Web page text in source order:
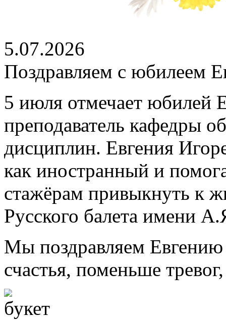
5.07.2026
Поздравляем с юбилеем
5 июля отмечает юбилей
преподаватель кафедры
дисциплин. Евгения
как иностранный и
стажёрам привыкнуть к
Русского балета имени
Мы поздравляем
счастья, поменьше